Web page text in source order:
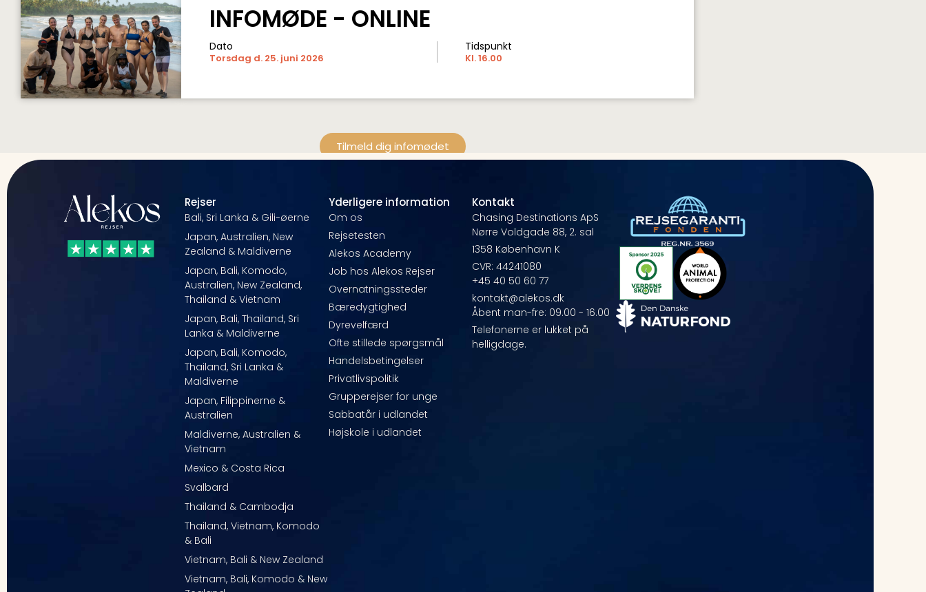
INFOMØDE - ONLINE
Dato
Torsdag d. 25. juni 2026
Tidspunkt
Kl. 16.00
Tilmeld dig infomødet
Rejser
Bali, Sri Lanka & Gili-øerne
Japan, Australien, New
Zealand & Maldiverne
Japan, Bali, Komodo,
Australien, New Zealand,
Thailand & Vietnam
Japan, Bali, Thailand, Sri
Lanka & Maldiverne
Japan, Bali, Komodo,
Thailand, Sri Lanka &
Maldiverne
Japan, Filippinerne &
Australien
Maldiverne, Australien &
Vietnam
Mexico & Costa Rica
Svalbard
Thailand & Cambodja
Thailand, Vietnam, Komodo
& Bali
Vietnam, Bali & New Zealand
Vietnam, Bali, Komodo & New
Yderligere information
Om os
Rejsetesten
Alekos Academy
Job hos Alekos Rejser
Overnatningssteder
Bæredygtighed
Dyrevelfærd
Ofte stillede spørgsmål
Handelsbetingelser
Privatlivspolitik
Grupperejser for unge
Sabbatår i udlandet
Højskole i udlandet
Kontakt
Chasing Destinations ApS
Nørre Voldgade 88, 2. sal
1358 København K
CVR: 44241080
+45 40 50 60 77
kontakt@alekos.dk
Åbent man-fre: 09.00 - 16.00
Telefonerne er lukket på
helligdage.